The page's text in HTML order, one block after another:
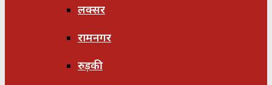
लक्सर
रामनगर
रुड़की